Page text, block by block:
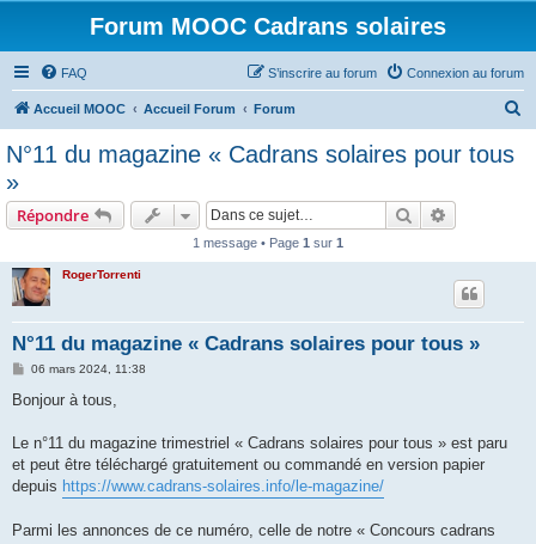
Forum MOOC Cadrans solaires
FAQ Connexion au forum
S’inscrire au forum
Accueil MOOC Accueil Forum Forum
N°11 du magazine « Cadrans solaires pour tous
»
Répondre Rechercher
1 message • Page 1 sur 1
RogerTorrenti
N°11 du magazine « Cadrans solaires pour tous »
M
s
g
06 mars 2024, 11:38
Bonjour à tous,
Le n°11 du magazine trimestriel « Cadrans solaires pour tous » est paru
et peut être téléchargé gratuitement ou commandé en version papier
depuis https://www.cadrans-solaires.info/le-magazine/
Parmi les annonces de ce numéro, celle de notre « Concours cadrans